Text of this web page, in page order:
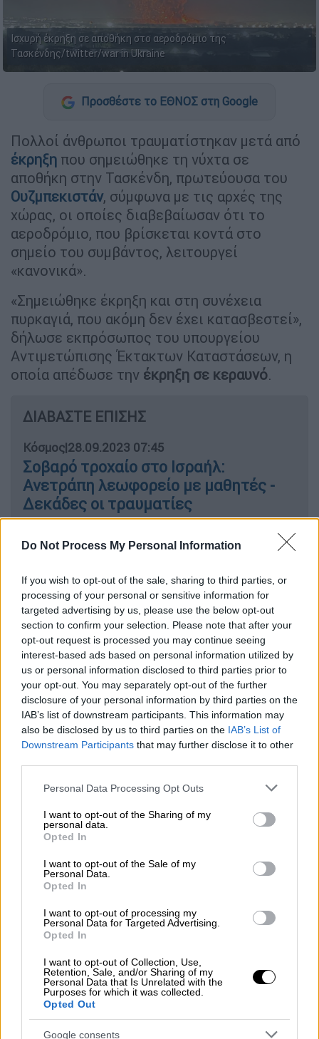
Do Not Process My Personal Information
If you wish to opt-out of the sale, sharing to third parties, or
processing of your personal or sensitive information for
targeted advertising by us, please use the below opt-out
section to confirm your selection. Please note that after your
opt-out request is processed you may continue seeing
interest-based ads based on personal information utilized by
us or personal information disclosed to third parties prior to
your opt-out. You may separately opt-out of the further
disclosure of your personal information by third parties on the
IAB’s list of downstream participants. This information may
also be disclosed by us to third parties on the IAB’s List of
Downstream Participants that may further disclose it to other
Please note that this website/app uses one or more Google
not limited to your visit or usage behaviour. You may click to
grant or deny consent to Google and its third-party tags to
use your data for below specified purposes in below Google
consent section.
Personal Data Processing Opt Outs
I want to opt-out of the Sharing of my
personal data.
Opted In
I want to opt-out of the Sale of my
Personal Data.
Opted In
I want to opt-out of processing my
Personal Data for Targeted Advertising.
Opted In
I want to opt-out of Collection, Use,
Retention, Sale, and/or Sharing of my
Personal Data that Is Unrelated with the
Purposes for which it was collected.
Opted Out
Google consents
Ισχυρή έκρηξη σε αποθήκη στο αεροδρόμιο της
Τασκένδης/twitter/war in Ukraine
Προσθέστε το ΕΘΝΟΣ στη Google
Πολλοί άνθρωποι τραυματίστηκαν μετά από
έκρηξη που σημειώθηκε τη νύχτα σε
αποθήκη στην Τασκένδη, πρωτεύουσα του
Ουζμπεκιστάν, σύμφωνα με τις αρχές της
χώρας, οι οποίες διαβεβαίωσαν ότι το
αεροδρόμιο, που βρίσκεται κοντά στο
σημείο του συμβάντος, λειτουργεί
«κανονικά».
«Σημειώθηκε έκρηξη και στη συνέχεια
πυρκαγιά, που ακόμη δεν έχει κατασβεστεί»,
δήλωσε εκπρόσωπος του υπουργείου
Αντιμετώπισης Έκτακτων Καταστάσεων, η
οποία απέδωσε την έκρηξη σε κεραυνό.
ΔΙΑΒΑΣΤΕ ΕΠΙΣΗΣ
Κόσμος|28.09.2023 07:45
Σοβαρό τροχαίο στο Ισραήλ:
Ανετράπη λεωφορείο με μαθητές -
Δεκάδες οι τραυματίες
A Customs Warehouse near the
International Airport in the
Uzbekistan Capital of Tashkent is
reported to have Exploded earlier
tonight after a Storage Building filled
with Electric Cars and Batteries was
possibly struck by Lightning; the
Shockwave from the Explosion is
said to…
pic.twitter.com/IAWsbHw4ud
— OSINTdefender (@sentdefender)
September 28, 2023
«Ιατρική φροντίδα παρέχεται στους
τραυματίες», ανακοίνωσε το υπουργείο
Υγείας στο Telegram, χωρίς να διευκρινίζει
τον αριθμό τους. Ωστόσο, πρόσθεσε ότι
υπάρχουν «σοβαρά τραυματίες»
Current look at the site of the
explosion in Tashkent,Uzbekistan
#Uzbekistan #explosion #Tashkent
pic.twitter.com/cVFJ3X5tie
— North X (@__NorthX)
28, 2023